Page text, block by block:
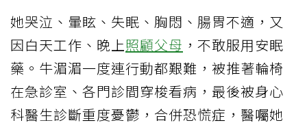
她哭泣、暈眩、失眠、胸悶、腸胃不適，又
因白天工作、晚上照顧父母 ，不敢服用安眠
藥。牛湄湄一度連行動都艱難，被推著輪椅
在急診室、各門診間穿梭看病，最後被身心
科醫生診斷重度憂鬱，合併恐慌症，醫囑她